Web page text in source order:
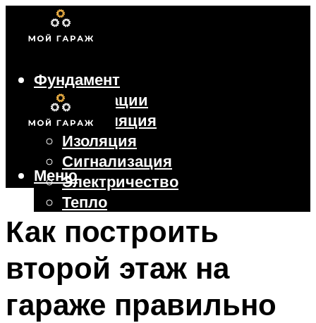
Фундамент
Коммуникации
Вентиляция
Изоляция
Сигнализация
Электричество
Тепло
Крыша
Ворота
Меню
Меню
Как построить
второй этаж на
гараже правильно